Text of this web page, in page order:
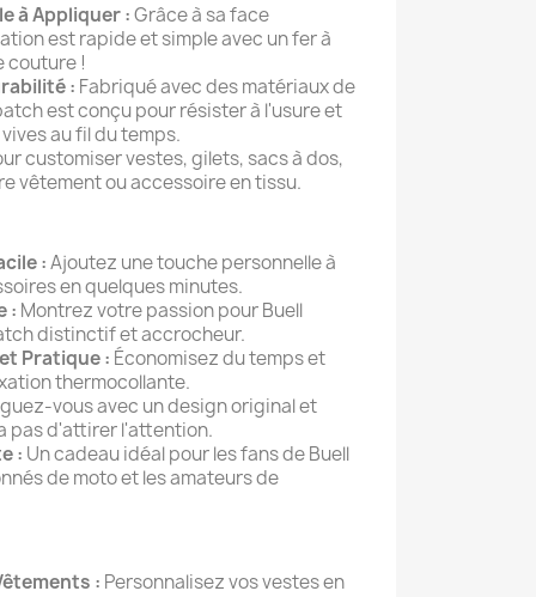
à Appliquer :Grâce à sa face
est rapide et simple avec un fer à
couture !
: Fabriqué avec des matériaux de
est conçu pour résister à l'usure et
au fil du temps.
customiser vestes, gilets, sacs à dos,
vêtement ou accessoire en tissu.
:Ajoutez une touche personnelle à
en quelques minutes.
: Montrez votre passion pour Buell
distinctif et accrocheur.
Pratique : Économisez du temps et
thermocollante.
vous avec un design original et
pas d'attirer l'attention.
: Un cadeau idéal pour les fans de Buell
de moto et les amateurs de
: Personnalisez vos vestes en